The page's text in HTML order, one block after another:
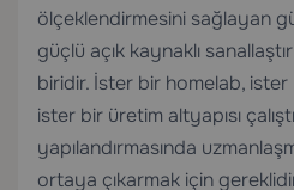
ölçeklendirmesini sağlayan
güçlü açık kaynaklı
biridir. İster bir homelab, ister
ister bir üretim altyapısı
yapılandırmasında
ortaya çıkarmak için